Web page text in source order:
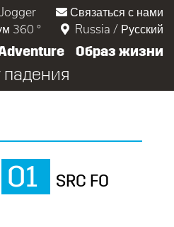
Связаться с нами
360 °
Russia / Русский
Образ жизни
O1
SRC FO